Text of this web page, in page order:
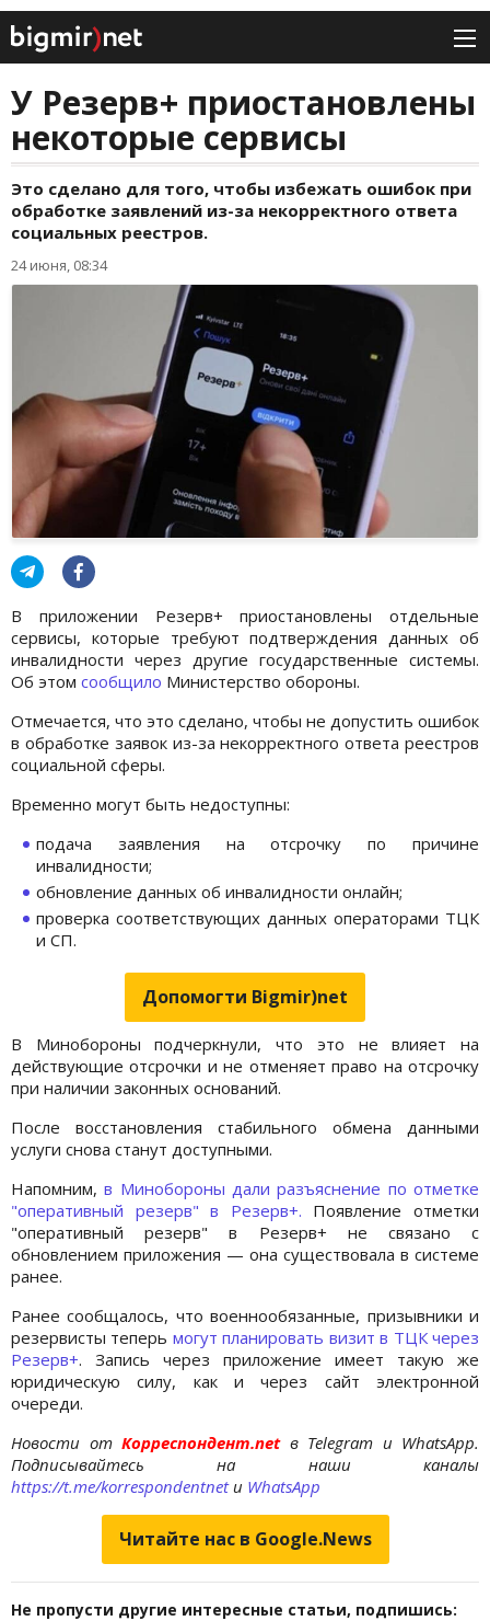
У Резерв+ приостановлены
некоторые сервисы
Это сделано для того, чтобы избежать ошибок при
обработке заявлений из-за некорректного ответа
социальных реестров.
24 июня, 08:34
В приложении Резерв+ приостановлены отдельные
сервисы, которые требуют подтверждения данных об
инвалидности через другие государственные системы.
Об этом сообщило Министерство обороны.
Отмечается, что это сделано, чтобы не допустить ошибок
в обработке заявок из-за некорректного ответа реестров
социальной сферы.
Временно могут быть недоступны:
подача заявления на отсрочку по причине
инвалидности;
обновление данных об инвалидности онлайн;
проверка соответствующих данных операторами ТЦК
и СП.
Допомогти Bigmir)net
В Минобороны подчеркнули, что это не влияет на
действующие отсрочки и не отменяет право на отсрочку
при наличии законных оснований.
После восстановления стабильного обмена данными
услуги снова станут доступными.
Напомним,в Минобороны дали разъяснение по отметке
"оперативный резерв" в Резерв+. Появление отметки
"оперативный резерв" в Резерв+ не связано с
обновлением приложения — она существовала в системе
ранее.
Ранее сообщалось, что военнообязанные, призывники и
резервисты теперь могут планировать визит в ТЦК через
Резерв+. Запись через приложение имеет такую же
юридическую силу, как и через сайт электронной
очереди.
Новости отКорреспондент.net в Telegram и WhatsApp.
Подписывайтесь на наши каналы
https://t.me/korrespondentnetи WhatsApp
Читайте нас в Google.News
Не пропусти другие интересные статьи, подпишись: